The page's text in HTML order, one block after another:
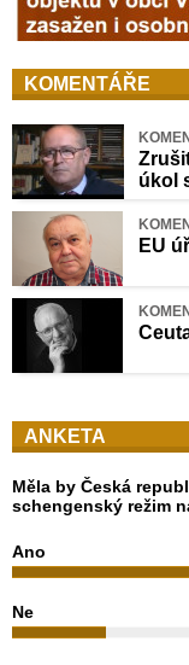
KOMENTÁŘE
úkol
EU
ANKETA
Měla by Česká
schengenský režim
Ano
Ne